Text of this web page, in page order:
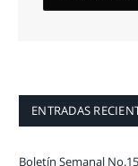
ENTRADAS
Boletín Semanal